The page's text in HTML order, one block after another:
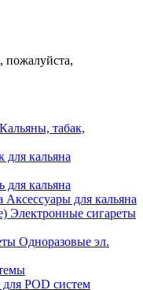
пожалуйста,
Кальяны, табак,
для кальяна
для кальяна
Аксессуары для кальяна
Электронные сигареты
Одноразовые эл.